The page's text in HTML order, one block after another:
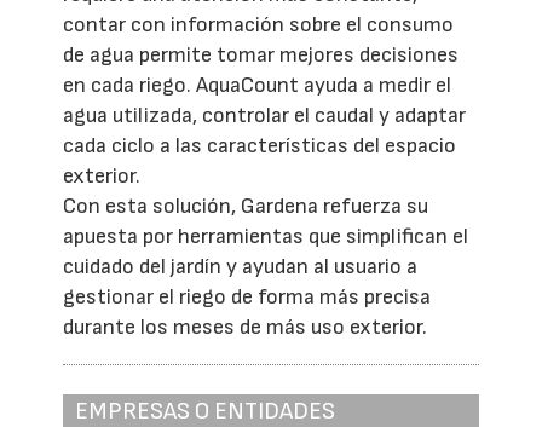
contar con información sobre el consumo
de agua permite tomar mejores decisiones
en cada riego. AquaCount ayuda a medir el
agua utilizada, controlar el caudal y adaptar
cada ciclo a las características del espacio
exterior.
Con esta solución, Gardena refuerza su
apuesta por herramientas que simplifican el
cuidado del jardín y ayudan al usuario a
gestionar el riego de forma más precisa
durante los meses de más uso exterior.
EMPRESAS O ENTIDADES